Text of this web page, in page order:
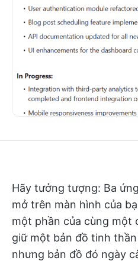
Hãy tưởng tượng: Ba
mở trên màn hình của
một phần của cùng một
giữ một bản đồ tinh
nhưng bản đồ đó ngày